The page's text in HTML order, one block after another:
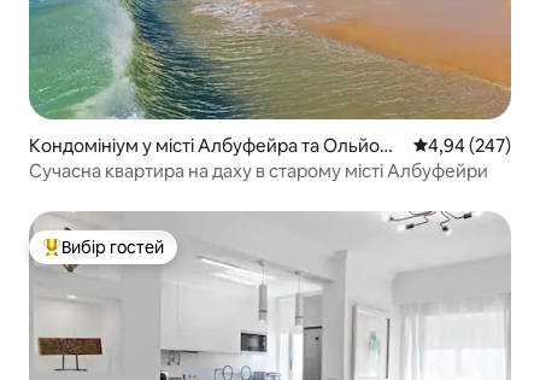
Кондомініум у місті Албуфейра та Ольйош
де Агу
Середня
4,94 (247)
Сучасна квартира на даху в старому місті Албуфейри
Топ вибір гостей
Вибір гостей